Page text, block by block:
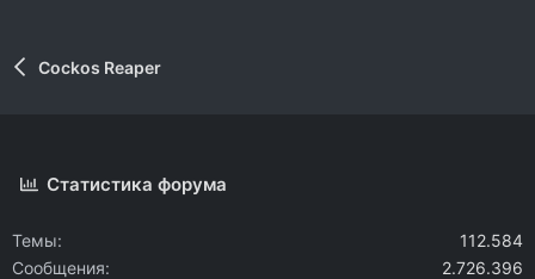
Cockos Reaper
Статистика форума
Темы
112.584
Сообщения
2.726.396